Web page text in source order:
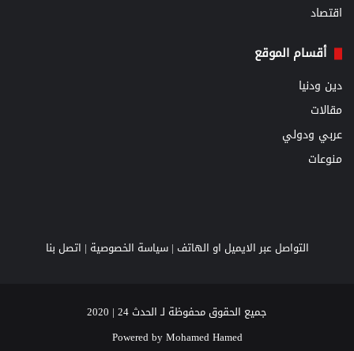
اقتصاد
أقسام الموقع
دين ودنيا
مقالات
عربي ودولي
منوعات
التواصل عبر الايميل او الهاتف |سياسة الخصوصية | اتصل بنا
جميع الحقوق محفوظة لـ الحدث 24 | 2020
Powered byMohamed Hamed